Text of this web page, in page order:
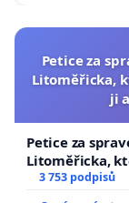
Petice za
Litoměřicka,
ji
Petice za
Litoměřicka,
a umírání
3 753 podpisů